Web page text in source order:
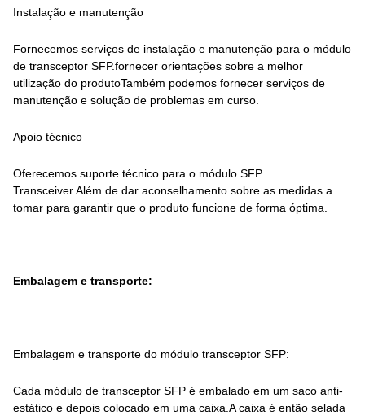
Instalação e manutenção
Fornecemos serviços de instalação e manutenção para o módulo
de transceptor SFP.fornecer orientações sobre a melhor
utilização do produtoTambém podemos fornecer serviços de
manutenção e solução de problemas em curso.
Apoio técnico
Oferecemos suporte técnico para o módulo SFP
Transceiver.Além de dar aconselhamento sobre as medidas a
tomar para garantir que o produto funcione de forma óptima.
Embalagem e transporte:
Embalagem e transporte do módulo transceptor SFP:
Cada módulo de transceptor SFP é embalado em um saco anti-
estático e depois colocado em uma caixa.A caixa é então selada